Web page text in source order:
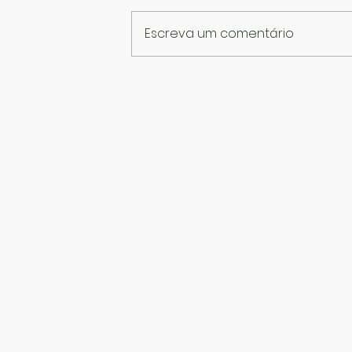
Escreva um comentário